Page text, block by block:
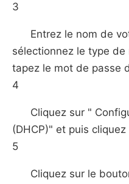
3
Entrez le nom de
sélectionnez le type
tapez le mot de passe
4
Cliquez sur "
(DHCP)" et puis cliquez
5
Cliquez sur le